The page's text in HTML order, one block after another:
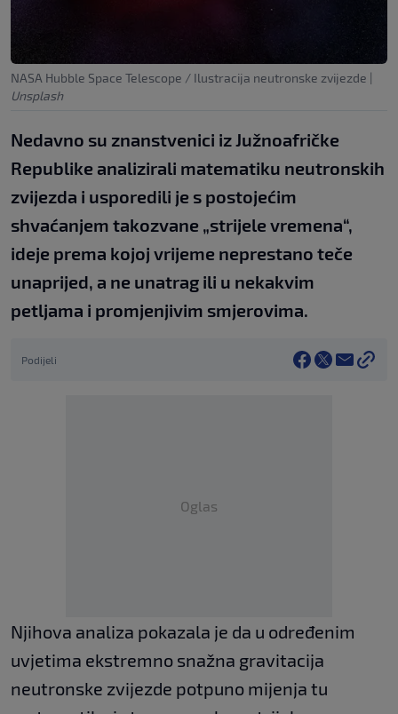
NASA Hubble Space Telescope / Ilustracija neutronske zvijezde |
Unsplash
Nedavno su znanstvenici iz Južnoafričke
Republike analizirali matematiku neutronskih
zvijezda i usporedili je s postojećim
shvaćanjem takozvane „strijele vremena“,
ideje prema kojoj vrijeme neprestano teče
unaprijed, a ne unatrag ili u nekakvim
petljama i promjenjivim smjerovima.
Podijeli
Oglas
Njihova analiza pokazala je da u određenim
uvjetima ekstremno snažna gravitacija
neutronske zvijezde potpuno mijenja tu